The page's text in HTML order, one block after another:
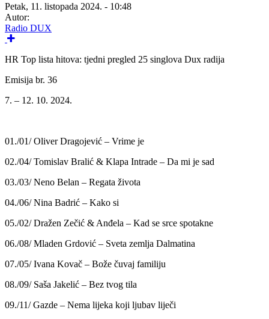
Petak, 11. listopada 2024. - 10:48
Autor:
Radio DUX
HR Top lista hitova: tjedni pregled 25 singlova Dux radija
Emisija br. 36
7. – 12. 10. 2024.
01./01/ Oliver Dragojević – Vrime je
02./04/ Tomislav Bralić & Klapa Intrade – Da mi je sad
03./03/ Neno Belan – Regata života
04./06/ Nina Badrić – Kako si
05./02/ Dražen Zečić & Anđela – Kad se srce spotakne
06./08/ Mladen Grdović – Sveta zemlja Dalmatina
07./05/ Ivana Kovač – Bože čuvaj familiju
08./09/ Saša Jakelić – Bez tvog tila
09./11/ Gazde – Nema lijeka koji ljubav liječi